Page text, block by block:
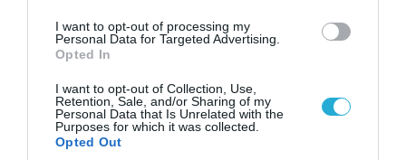
I want to opt-out of processing my
Personal Data for Targeted Advertising.
Opted In
I want to opt-out of Collection, Use,
Retention, Sale, and/or Sharing of my
Personal Data that Is Unrelated with the
Purposes for which it was collected.
Opted Out
08.08.2026 | 09:02
«Η απόλυτη τραγωδία»: Η «αιχμηρή» ανάρτηση
του Αρκά για τα τατουάζ (φωτο)